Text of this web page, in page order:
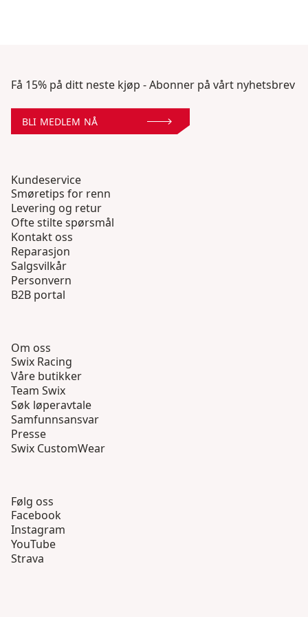
Få 15% på ditt neste kjøp - Abonner på vårt nyhetsbrev
BLI MEDLEM NÅ
Kundeservice
Smøretips for renn
Levering og retur
Ofte stilte spørsmål
Kontakt oss
Reparasjon
Salgsvilkår
Personvern
B2B portal
Om oss
Swix Racing
Våre butikker
Team Swix
Søk løperavtale
Samfunnsansvar
Presse
Swix CustomWear
Følg oss
Facebook
Instagram
YouTube
Strava